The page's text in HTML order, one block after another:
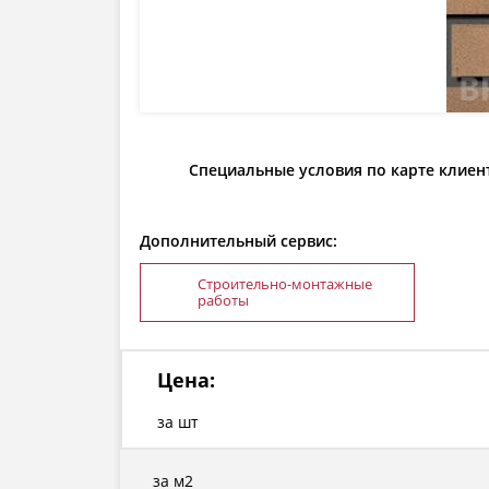
Специальные условия по карте
Дополнительный сервис:
Строительно-монтажные
работы
Цена:
за шт
за м2